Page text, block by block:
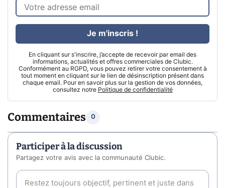
En cliquant sur s'inscrire, j’accepte de recevoir par email des
informations, actualités et offres commerciales de Clubic.
Conformément au RGPD, vous pouvez retirer votre consentement à
tout moment en cliquant sur le lien de désinscription présent dans
chaque email. Pour en savoir plus sur la gestion de vos données,
consultez notre Politique de confidentialité
Je m'inscris !
Commentaires 0
Participer à la discussion
Partagez votre avis avec la communauté Clubic.